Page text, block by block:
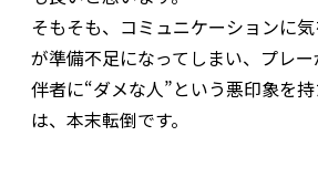
そもそも、コミュニケーションに
が準備不足になってしまい、プレ
伴者に“ダメな人”という悪印象を
は、本末転倒です。